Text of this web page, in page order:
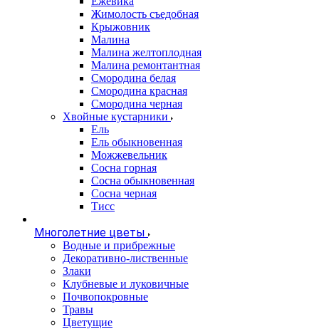
Жимолость съедобная
Крыжовник
Малина
Малина желтоплодная
Малина ремонтантная
Смородина белая
Смородина красная
Смородина черная
Хвойные кустарники
Ель
Ель обыкновенная
Можжевельник
Сосна горная
Сосна обыкновенная
Сосна черная
Тисс
Многолетние цветы
Водные и прибрежные
Декоративно-лиственные
Злаки
Клубневые и луковичные
Почвопокровные
Травы
Цветущие